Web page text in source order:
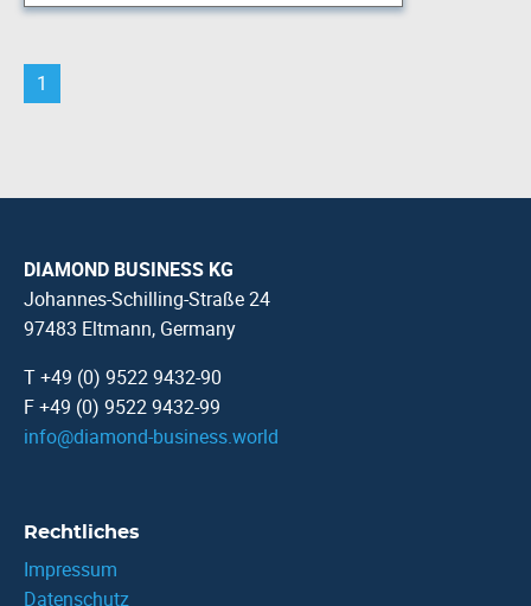
1
DIAMOND BUSINESS KG
Johannes-Schilling-Straße 24
97483 Eltmann, Germany
T +49 (0) 9522 9432-90
F +49 (0) 9522 9432-99
info@diamond-business.world
Rechtliches
Impressum
Datenschutz